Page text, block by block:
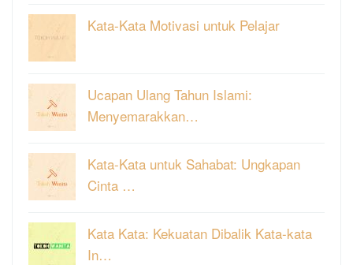
Kata-Kata Motivasi untuk Pelajar
Ucapan Ulang Tahun Islami:
Menyemarakkan…
Kata-Kata untuk Sahabat: Ungkapan
Cinta …
Kata Kata: Kekuatan Dibalik Kata-kata
In…